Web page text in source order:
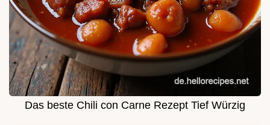
Das beste Chili con Carne Rezept Tief Würzig